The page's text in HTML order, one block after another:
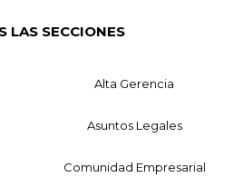
LAS SECCIONES
Alta Gerencia
Asuntos Legales
Comunidad Empresarial